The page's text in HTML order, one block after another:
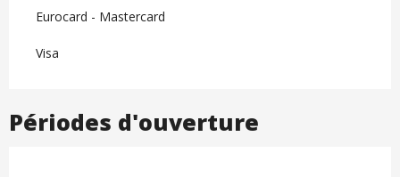
Eurocard - Mastercard
Visa
Périodes d'ouverture